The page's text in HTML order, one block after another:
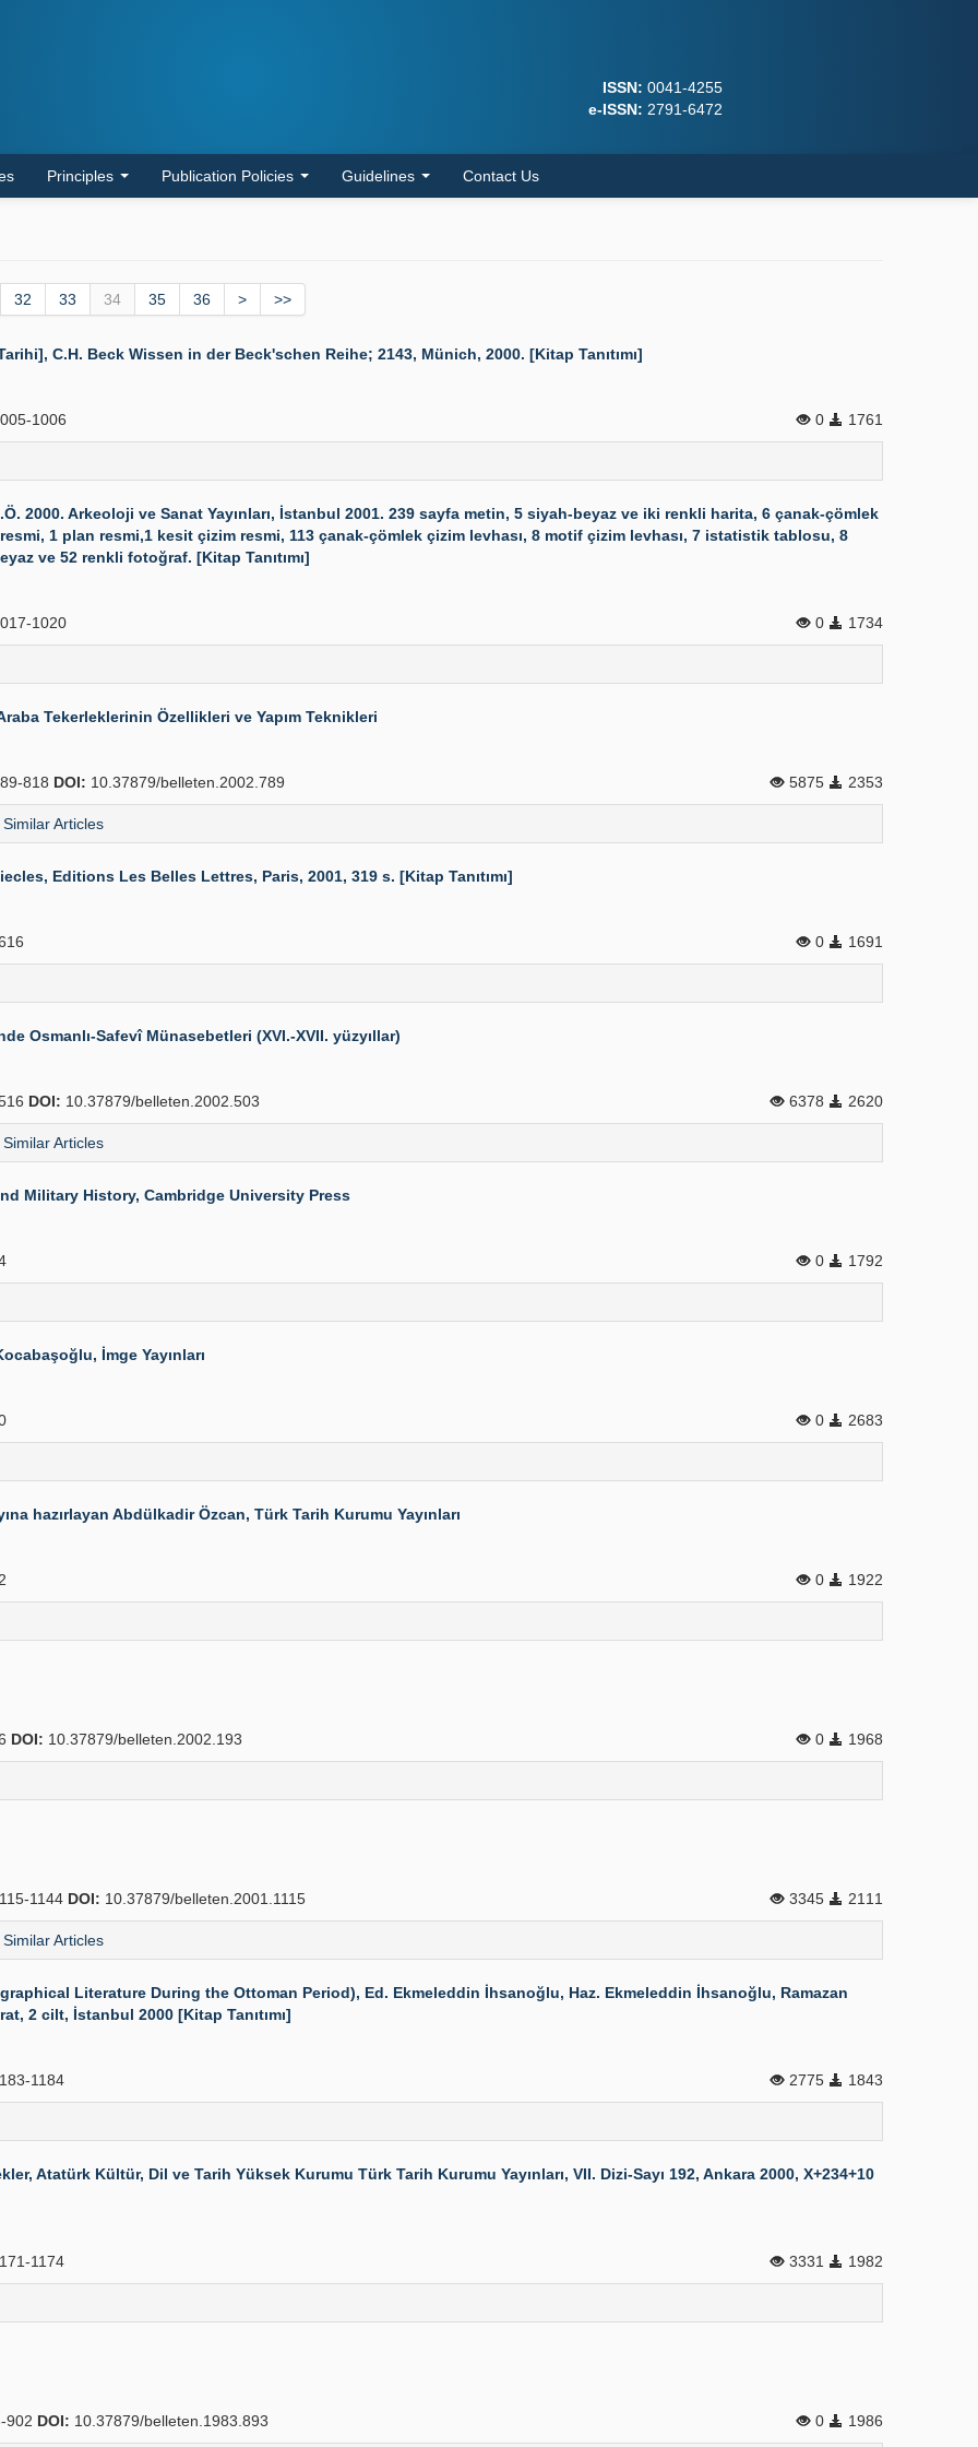
ISSN: 0041-4255
e-ISSN: 2791-6472
Principles Publication Policies Guidelines Contact Us
32 33 34 35 36 > >>
C.H. Beck Wissen in der Beck'schen Reihe; 2143, Münich, 2000. [Kitap Tanıtımı]
1006 0 1761
2000. Arkeoloji ve Sanat Yayınları, İstanbul 2001. 239 sayfa metin, 5 siyah-beyaz ve iki renkli harita, 6 çanak-çömlek
1 plan resmi,1 kesit çizim resmi, 113 çanak-çömlek çizim levhası, 8 motif çizim levhası, 7 istatistik tablosu, 8
ve 52 renkli fotoğraf. [Kitap Tanıtımı]
1020 0 1734
Tekerleklerinin Özellikleri ve Yapım Teknikleri
818 DOI: 10.37879/belleten.2002.789 5875 2353
Similar Articles
Editions Les Belles Lettres, Paris, 2001, 319 s. [Kitap Tanıtımı]
0 1691
Osmanlı-Safevî Münasebetleri (XVI.-XVII. yüzyıllar)
DOI: 10.37879/belleten.2002.503 6378 2620
Similar Articles
Military History, Cambridge University Press
0 1792
İmge Yayınları
0 2683
hazırlayan Abdülkadir Özcan, Türk Tarih Kurumu Yayınları
0 1922
DOI: 10.37879/belleten.2002.193 0 1968
1144 DOI: 10.37879/belleten.2001.1115 3345 2111
Similar Articles
Literature During the Ottoman Period), Ed. Ekmeleddin İhsanoğlu, Haz. Ekmeleddin İhsanoğlu, Ramazan
2 cilt, İstanbul 2000 [Kitap Tanıtımı]
1184 2775 1843
Atatürk Kültür, Dil ve Tarih Yüksek Kurumu Türk Tarih Kurumu Yayınları, VII. Dizi-Sayı 192, Ankara 2000, X+234+10
1174 3331 1982
902 DOI: 10.37879/belleten.1983.893 0 1986